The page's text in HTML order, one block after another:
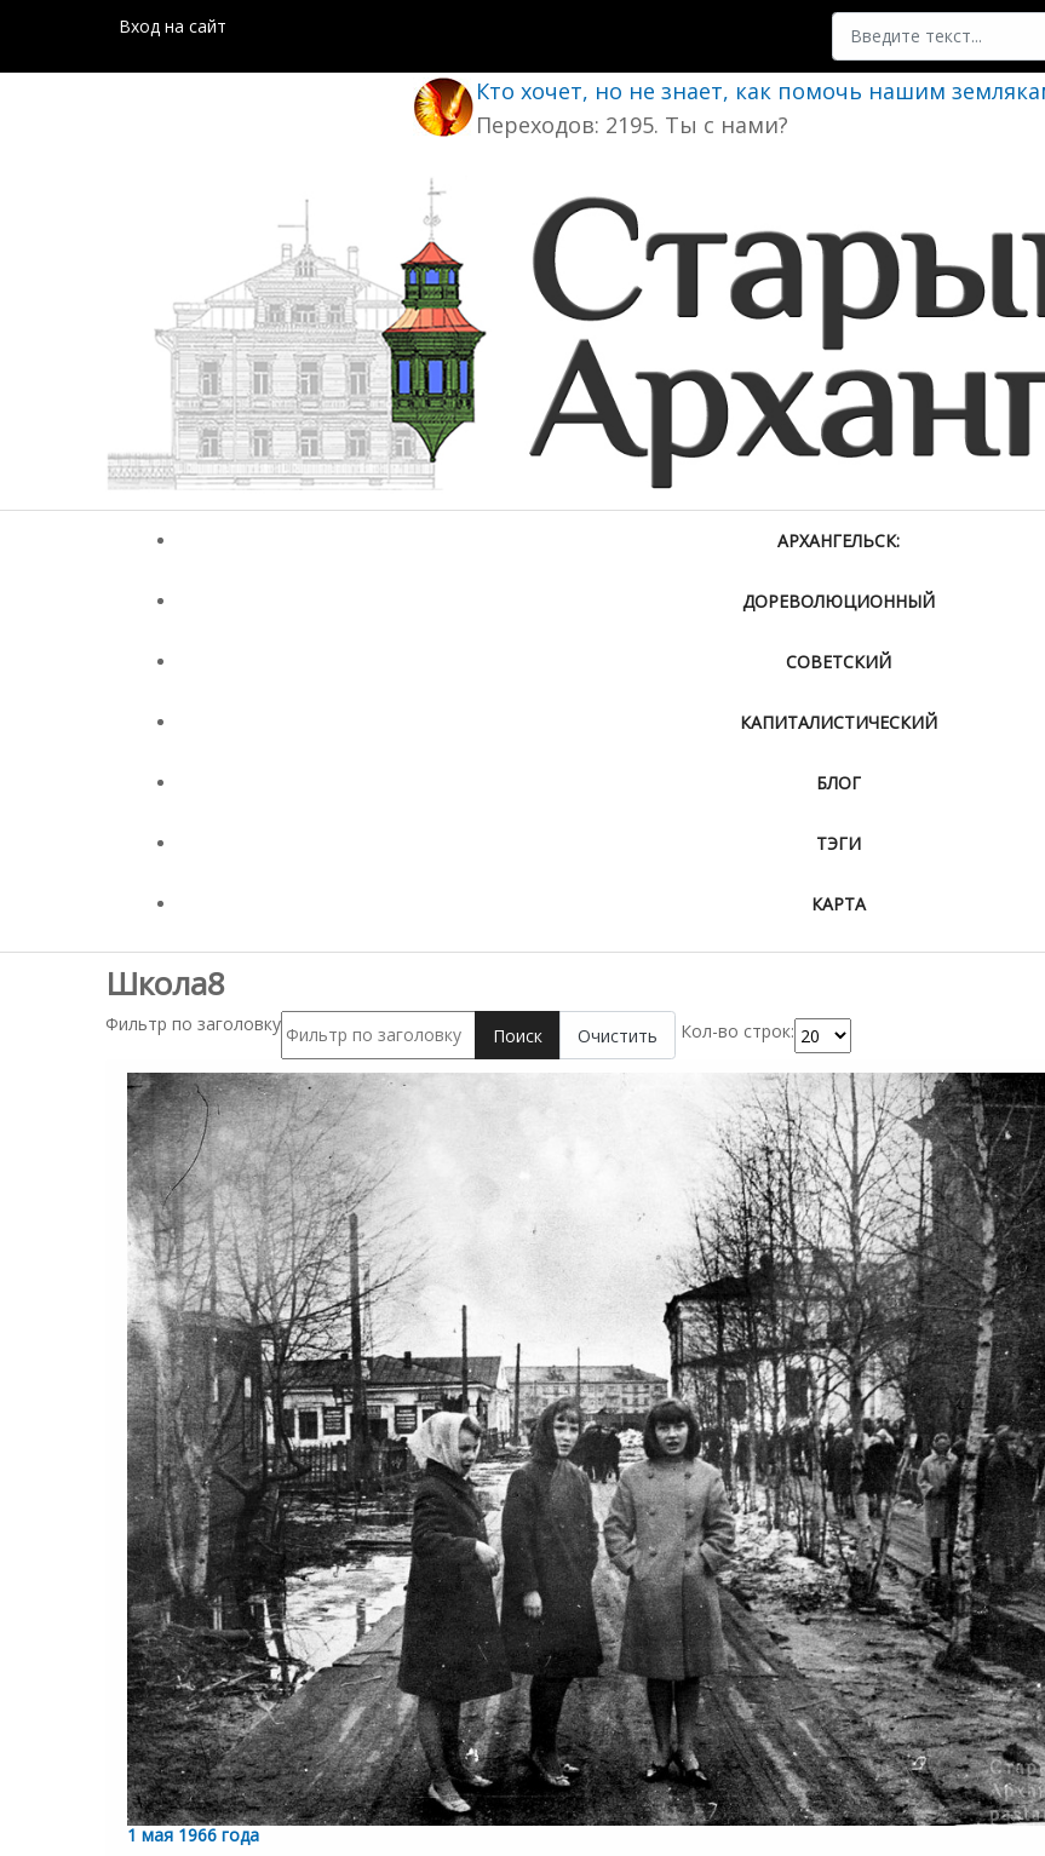
Вход на сайт Поиск
Кто хочет, но не знает, как помочь нашим
Переходов: 2195. Ты с нами?
АРХАНГЕЛЬСК:
ДОРЕВОЛЮЦИОННЫЙ
СОВЕТСКИЙ
КАПИТАЛИСТИЧЕСКИЙ
БЛОГ
ТЭГИ
КАРТА
Школа8
Фильтр по заголовку Поиск Очистить Кол-во строк:
1 мая 1966 года